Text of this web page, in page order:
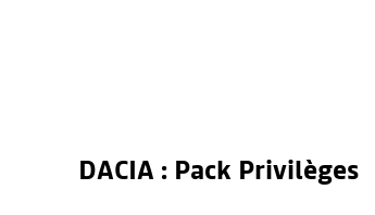
DACIA : Pack Privilèges